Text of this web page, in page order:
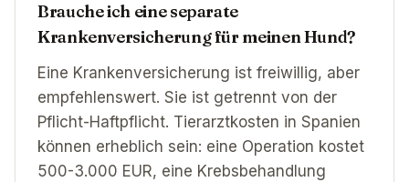
Brauche ich eine separate
Krankenversicherung für meinen Hund?
Eine Krankenversicherung ist freiwillig, aber
empfehlenswert. Sie ist getrennt von der
Pflicht-Haftpflicht. Tierarztkosten in Spanien
können erheblich sein: eine Operation kostet
500-3.000 EUR, eine Krebsbehandlung